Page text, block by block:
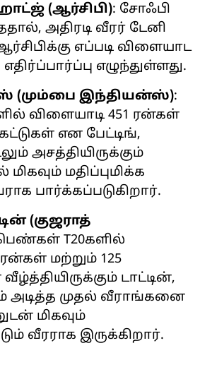
(ஆர்சிபி): சோஃபி
அதிரடி வீரர் டேனி
எப்படி விளையாட
எழுந்துள்ளது.
(மும்பை இந்தியன்ஸ்):
விளையாடி 451 ரன்கள்
என பேட்டிங்,
அசத்தியிருக்கும்
மதிப்புமிக்க
பார்க்கப்படுகிறார்.
(குஜராத்
T20களில்
ரன்கள் மற்றும் 125
டாட்டின்,
அடித்த முதல் வீராங்கனை
மிகவும்
வீரராக இருக்கிறார்.